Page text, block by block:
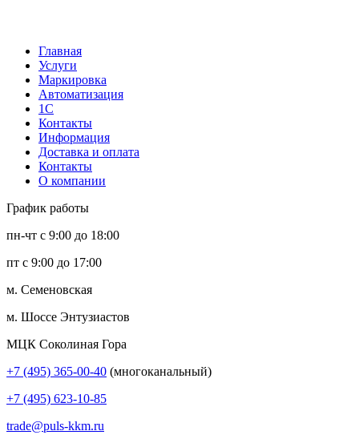
Главная
Услуги
Маркировка
Автоматизация
1С
Контакты
Информация
Доставка и оплата
Контакты
О компании
График работы
пн-чт с 9:00 до 18:00
пт с 9:00 до 17:00
м. Семеновская
м. Шоссе Энтузиастов
МЦК Соколиная Гора
+7 (495) 365-00-40 (многоканальный)
+7 (495) 623-10-85
trade@puls-kkm.ru